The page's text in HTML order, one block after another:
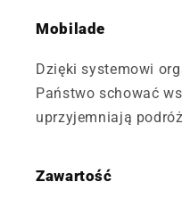
Mobilade
Dzięki systemowi
Państwo schować
uprzyjemniają
Zawartość